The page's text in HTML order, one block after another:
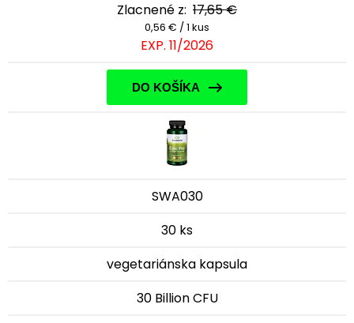
Zlacnené z: 17,65 €
0,56 € / 1 kus
EXP. 11/2026
DO KOŠÍKA
SWA030
30 ks
vegetariánska kapsula
30 Billion CFU